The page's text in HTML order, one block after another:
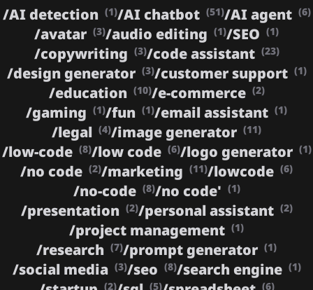
AI agent (6)
/
AI chatbot (51)
/
AI detection (1)
/
SEO (1)
/
audio editing (1)
/
avatar (3)
/
code assistant (23)
/
copywriting (3)
/
customer support (1)
/
design generator (3)
/
e-commerce (2)
/
education (10)
/
email assistant (1)
/
fun (1)
/
gaming (1)
/
image generator (11)
/
legal (4)
/
logo generator (1)
/
low code (6)
/
low-code (8)
/
lowcode (6)
/
marketing (11)
/
no code (2)
/
no code' (1)
/
no-code (8)
/
personal assistant (2)
/
presentation (2)
/
project management (1)
/
prompt generator (1)
/
research (7)
/
search engine (1)
/
seo (8)
/
social media (3)
/